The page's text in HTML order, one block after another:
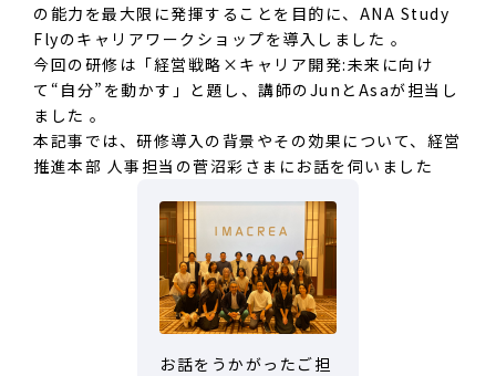
の能力を最大限に発揮することを目的に、ANA Study
Flyのキャリアワークショップを導入しました 。
今回の研修は「経営戦略×キャリア開発:未来に向け
て“自分”を動かす」と題し、講師のJunとAsaが担当し
ました 。
本記事では、研修導入の背景やその効果について、経営
推進本部 人事担当の菅沼彩さまにお話を伺いました
お話をうかがったご担